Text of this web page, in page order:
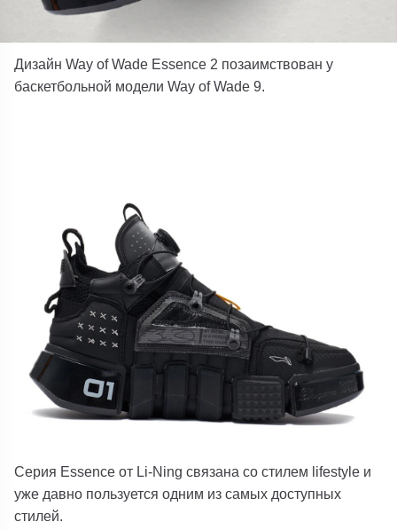
Дизайн Way of Wade Essence 2 позаимствован у
баскетбольной модели Way of Wade 9.
Серия Essence от Li-Ning связана со стилем lifestyle и
уже давно пользуется одним из самых доступных
стилей.